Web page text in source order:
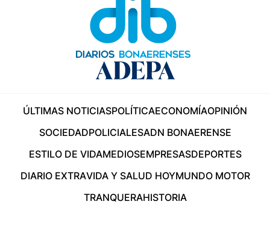
ÚLTIMAS NOTICIASPOLÍTICAECONOMÍAOPINIÓN
SOCIEDADPOLICIALESADN BONAERENSE
ESTILO DE VIDAMEDIOSEMPRESASDEPORTES
DIARIO EXTRAVIDA Y SALUD HOYMUNDO MOTOR
TRANQUERAHISTORIA